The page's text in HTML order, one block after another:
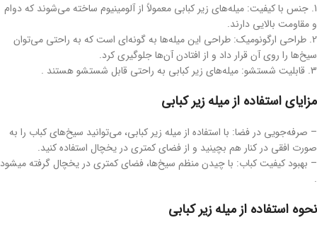
1. جنس با کیفیت: میله‌های زیر کبابی معمولاً از آلومینیوم ساخته می‌شوند که دوام
و مقاومت بالایی دارند.
2. طراحی ارگونومیک: طراحی این میله‌ها به گونه‌ای است که به راحتی می‌توان
سیخ‌ها را روی آن قرار داد و از افتادن آن‌ها جلوگیری کرد.
3. قابلیت شستشو: میله‌های زیر کبابی به راحتی قابل شستشو هستند .
مزایای استفاده از میله زیر کبابی
– صرفه‌جویی در فضا: با استفاده از میله زیر کبابی، می‌توانید سیخ‌های کباب را به
صورت افقی در کنار هم بچینید و از فضای کمتری در یخچال استفاده کنید.
– بهبود کیفیت کباب: با چیدن منظم سیخ‌ها، فضای کمتری در یخچال گرفته میشود
.
نحوه استفاده از میله زیر کبابی